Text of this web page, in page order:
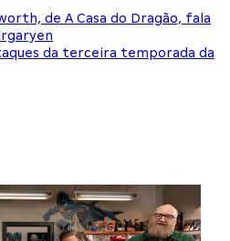
de A Casa do Dragão, fala
da terceira temporada da